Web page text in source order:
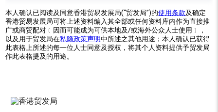
本人确认已阅读及同意香港贸易发展局(“贸发局”)的使用条款及确定
香港贸易发展局可将上述资料编入其全部或任何资料库内作为直接推
广或商贸配对﹝因而可能成为可供本地及/或海外公众人士使用﹞，
以及用于贸发局在私隐政策声明中所述之其他用途；本人确认已获得
此表格上所述的每一位人士同意及授权，将其个人资料提供予贸发局
作此表格提及的用途。